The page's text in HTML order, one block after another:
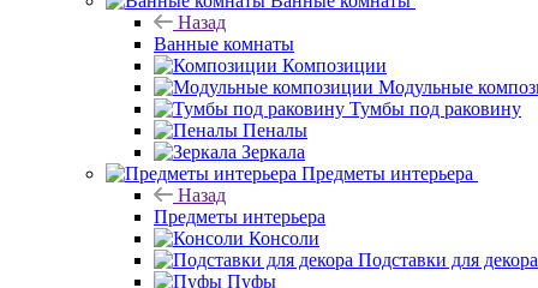
Назад
Ванные комнаты
Композиции
Модульные
Тумбы под раковину
Пеналы
Зеркала
Предметы интерьера
Назад
Предметы интерьера
Консоли
Подставки для декора
Пуфы